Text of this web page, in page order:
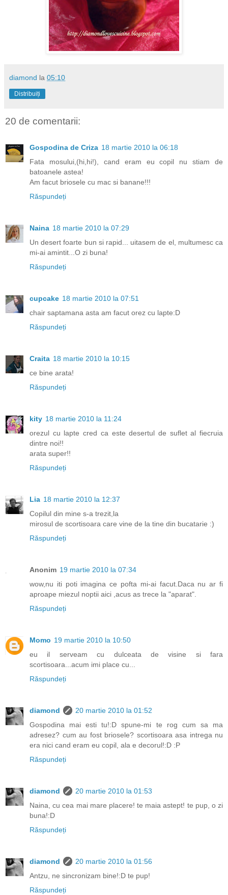
diamond la 05:10
Distribuiți
20 de comentarii:
Gospodina de Criza 18 martie 2010 la 06:18
Fata mosului,(hi,hi!), cand eram eu copil nu stiam de
batoanele astea!
Am facut briosele cu mac si banane!!!
Răspundeți
Naina 18 martie 2010 la 07:29
Un desert foarte bun si rapid... uitasem de el, multumesc ca
mi-ai amintit...O zi buna!
Răspundeți
cupcake 18 martie 2010 la 07:51
chair saptamana asta am facut orez cu lapte:D
Răspundeți
Craita 18 martie 2010 la 10:15
ce bine arata!
Răspundeți
kity 18 martie 2010 la 11:24
orezul cu lapte cred ca este desertul de suflet al fiecruia
dintre noi!!
arata super!!
Răspundeți
Lia 18 martie 2010 la 12:37
Copilul din mine s-a trezit,la
mirosul de scortisoara care vine de la tine din bucatarie :)
Răspundeți
Anonim 19 martie 2010 la 07:34
wow,nu iti poti imagina ce pofta mi-ai facut.Daca nu ar fi
aproape miezul noptii aici ,acus as trece la "aparat".
Răspundeți
Momo 19 martie 2010 la 10:50
eu il serveam cu dulceata de visine si fara
scortisoara...acum imi place cu...
Răspundeți
diamond
20 martie 2010 la 01:52
Gospodina mai esti tu!:D spune-mi te rog cum sa ma
adresez? cum au fost briosele? scortisoara asa intrega nu
era nici cand eram eu copil, ala e decorul!:D :P
Răspundeți
diamond
20 martie 2010 la 01:53
Naina, cu cea mai mare placere! te maia astept! te pup, o zi
buna!:D
Răspundeți
diamond
20 martie 2010 la 01:56
Antzu, ne sincronizam bine!:D te pup!
Răspundeți